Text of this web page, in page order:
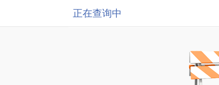
正在查询中